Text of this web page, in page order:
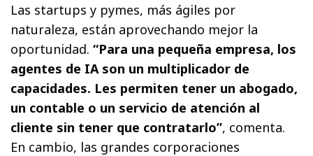
Las startups y pymes, más ágiles por
naturaleza, están aprovechando mejor la
oportunidad.“Para una pequeña empresa, los
agentes de IA son un multiplicador de
capacidades. Les permiten tener un abogado,
un contable o un servicio de atención al
cliente sin tener que contratarlo”, comenta.
En cambio, las grandes corporaciones